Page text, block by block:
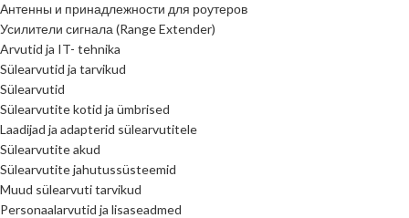
Антенны и принадлежности для роутеров
Усилители сигнала (Range Extender)
Arvutid ja IT- tehnika
Sülearvutid ja tarvikud
Sülearvutid
Sülearvutite kotid ja ümbrised
Laadijad ja adapterid sülearvutitele
Sülearvutite akud
Sülearvutite jahutussüsteemid
Muud sülearvuti tarvikud
Personaalarvutid ja lisaseadmed